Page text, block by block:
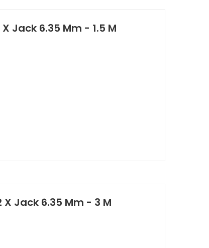
X Jack 6.35 Mm - 1.5 M
X Jack 6.35 Mm - 3 M